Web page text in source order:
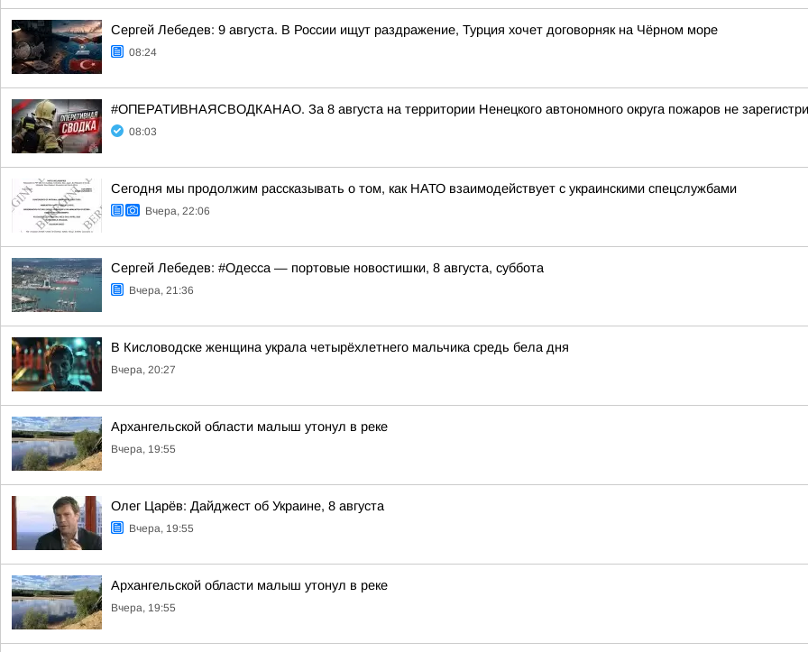
Сергей Лебедев: 9 августа. В России ищут раздражение, Турция хочет договорняк на Чёрном море
08:24
#ОПЕРАТИВНАЯСВОДКАНАО. За 8 августа на территории Ненецкого автономного округа пожаров не
08:03
Сегодня мы продолжим рассказывать о том, как НАТО взаимодействует с украинскими спецслужбами
Вчера, 22:06
Сергей Лебедев: #Одесса — портовые новостишки, 8 августа, суббота
Вчера, 21:36
В Кисловодске женщина украла четырёхлетнего мальчика средь бела дня
Вчера, 20:27
Архангельской области малыш утонул в реке
Вчера, 19:55
Олег Царёв: Дайджест об Украине, 8 августа
Вчера, 19:55
Архангельской области малыш утонул в реке
Вчера, 19:55